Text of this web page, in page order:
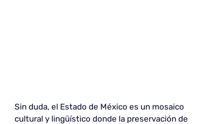
Sin duda, el Estado de México es un mosaico
cultural y lingüístico donde la preservación de